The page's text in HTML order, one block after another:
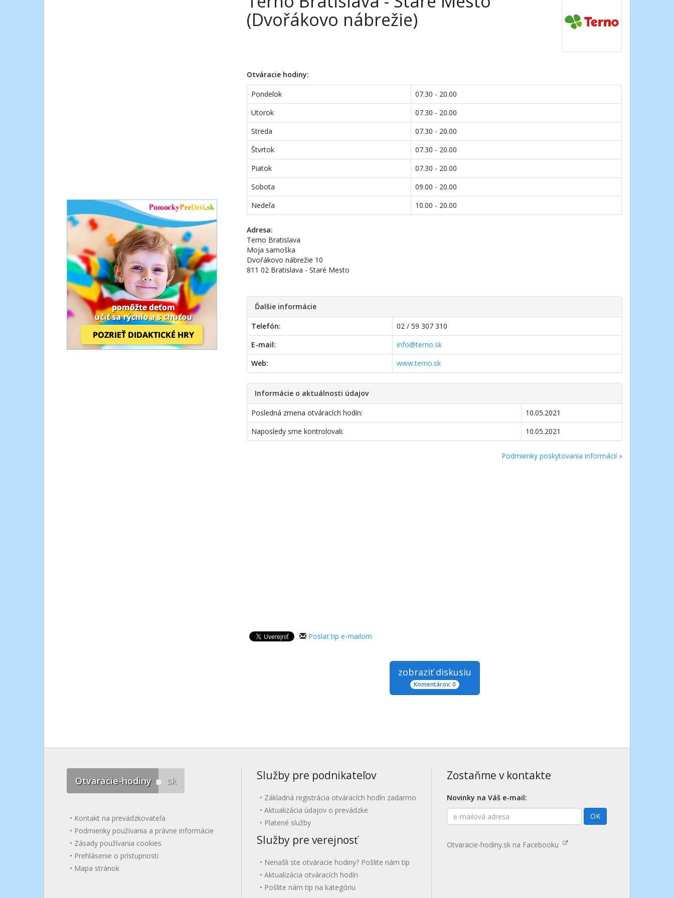
(Dvořákovo nábrežie)
Otváracie hodiny:
Pondelok
07.30 - 20.00
Utorok
07.30 - 20.00
Streda
07.30 - 20.00
Štvrtok
07.30 - 20.00
Piatok
07.30 - 20.00
Sobota
09.00 - 20.00
Nedeľa
10.00 - 20.00
Adresa:
Terno Bratislava
Moja samoška
Dvořákovo nábrežie 10
811 02 Bratislava - Staré Mesto
Ďalšie informácie
Telefón:
02 / 59 307 310
E-mail:
info@terno.sk
Web:
www.terno.sk
Informácie o aktuálnosti údajov
Posledná zmena otváracích hodín:
10.05.2021
Naposledy sme kontrolovali:
10.05.2021
Podmienky poskytovania informácií »
Poslať tip e-mailom
zobraziť diskusiu
Komentárov: 0
Otvaracie-hodiny sk
Kontakt na prevádzkovateľa
Podmienky používania a právne informácie
Zásady používania cookies
Prehlásenie o prístupnosti
Mapa stránok
Služby pre podnikateľov
Základná registrácia otváracích hodín zadarmo
Aktualizácia údajov o prevádzke
Platené služby
Služby pre verejnosť
Nenašli ste otváracie hodiny? Pošlite nám tip
Aktualizácia otváracích hodín
Pošlite nám tip na kategóriu
Zostaňme v kontakte
Novinky na Váš e-mail:
E-
mailová
OK
Otvaracie-hodiny.sk na Facebooku